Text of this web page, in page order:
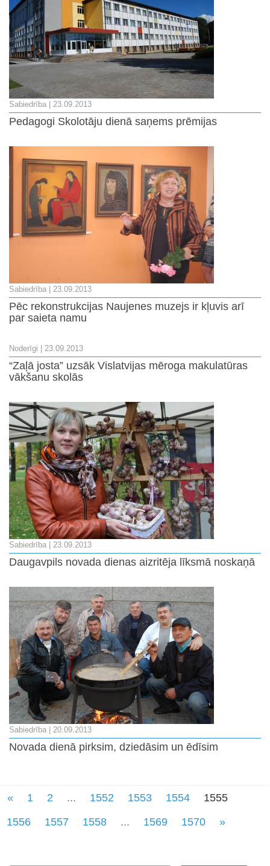
Sabiedrība | 23.09.2013
Pedagogi Skolotāju dienā saņems prēmijas
Sabiedrība | 23.09.2013
Pēc rekonstrukcijas Naujenes muzejs ir kļuvis arī
par saieta namu
Noderīgi | 23.09.2013
“Zaļā josta” uzsāk Vislatvijas mēroga makulatūras
vākšanu skolās
Sabiedrība | 23.09.2013
Daugavpils novada dienas aizritēja līksmā noskaņā
Sabiedrība | 20.09.2013
Novada dienā pirksim, dziedāsim un ēdīsim
« 1 2 ... 1552 1553 1554
1555
1556
1557 1558 ... 1569 1570 »